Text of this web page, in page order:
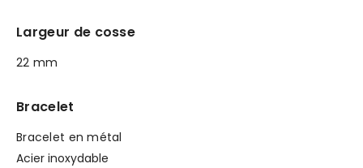
Largeur de cosse
22 mm
Bracelet
Bracelet en métal
Acier inoxydable